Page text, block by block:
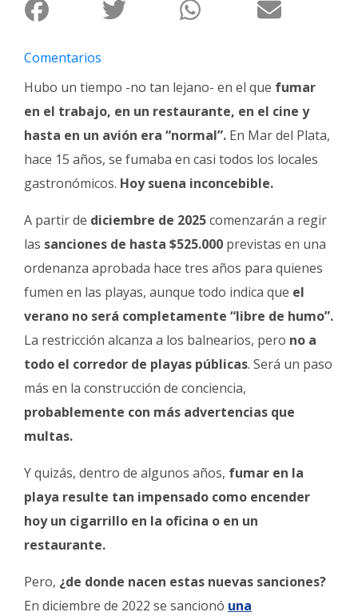
Fúnebres
Comentarios
Hubo un tiempo -no tan lejano- en el que fumar
en el trabajo, en un restaurante, en el cine y
hasta en un avión era “normal”. En Mar del Plata,
hace 15 años, se fumaba en casi todos los locales
gastronómicos. Hoy suena inconcebible.
A partir de diciembre de 2025comenzarán a regir
las sanciones de hasta $525.000 previstas en una
ordenanza aprobada hace tres años para quienes
fumen en las playas, aunque todo indica que el
verano no será completamente “libre de humo”.
La restricción alcanza a los balnearios, pero no a
todo el corredor de playas públicas. Será un paso
más en la construcción de conciencia,
probablemente con más advertencias que
multas.
Y quizás, dentro de algunos años, fumar en la
playa resulte tan impensado como encender
hoy un cigarrillo en la oficina o en un
restaurante.
Pero, ¿de donde nacen estas nuevas sanciones?
En diciembre de 2022 se sancionó una